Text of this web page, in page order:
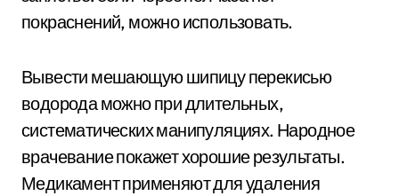
покраснений, можно использовать.
Вывести мешающую шипицу перекисью
водорода можно при длительных,
систематических манипуляциях. Народное
врачевание покажет хорошие результаты.
Медикамент применяют для удаления